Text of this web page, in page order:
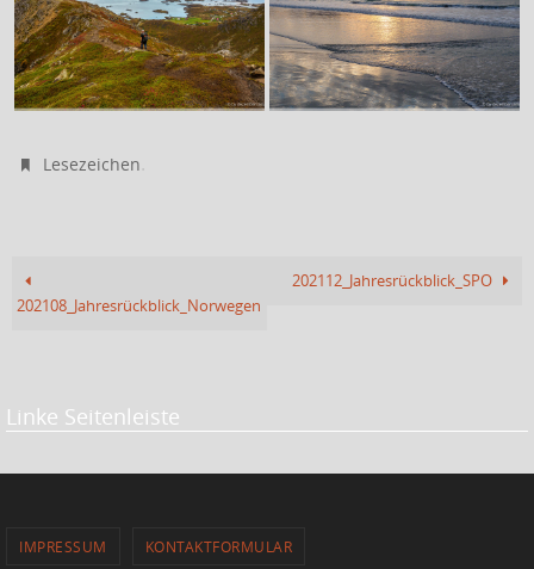
Lesezeichen.
202108_Jahresrückblick_Norwegen
202112_Jahresrückblick_SPO
Linke Seitenleiste
IMPRESSUM KONTAKTFORMULAR